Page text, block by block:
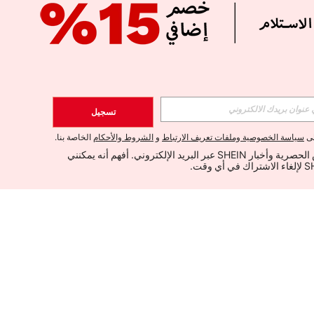
تسجيل
سياسة الخصوصية وملفات تعريف الارتباط و الشروط والأحكام الخاصة بنا.
أود تلقي العروض الحصرية وأخبار SHEIN عبر البريد الإلكتروني. أفهم أنه يمكنني